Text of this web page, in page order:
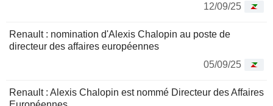
12/09/25
Renault : nomination d'Alexis Chalopin au poste de
directeur des affaires européennes
05/09/25
Renault : Alexis Chalopin est nommé Directeur des Affaires